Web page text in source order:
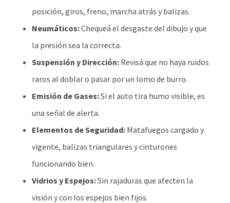
posición, giros, freno, marcha atrás y balizas.
Neumáticos:Chequeá el desgaste del dibujo y que
la presión sea la correcta.
Suspensión y Dirección: Revisá que no haya ruidos
raros al doblar o pasar por un lomo de burro.
Emisión de Gases:Si el auto tira humo visible, es
una señal de alerta.
Elementos de Seguridad: Matafuegos cargado y
vigente, balizas triangulares y cinturones
funcionando bien.
Vidrios y Espejos:Sin rajaduras que afecten la
visión y con los espejos bien fijos.